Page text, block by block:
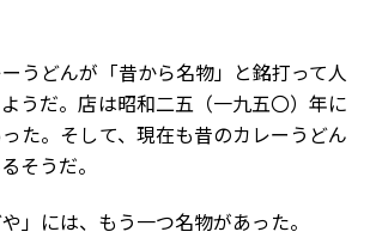
うどんが「昔から名物」と銘打って人
うだ。店は昭和二五（一九五〇）年に
た。そして、現在も昔のカレーうどん
そうだ。
」には、もう一つ名物があった。